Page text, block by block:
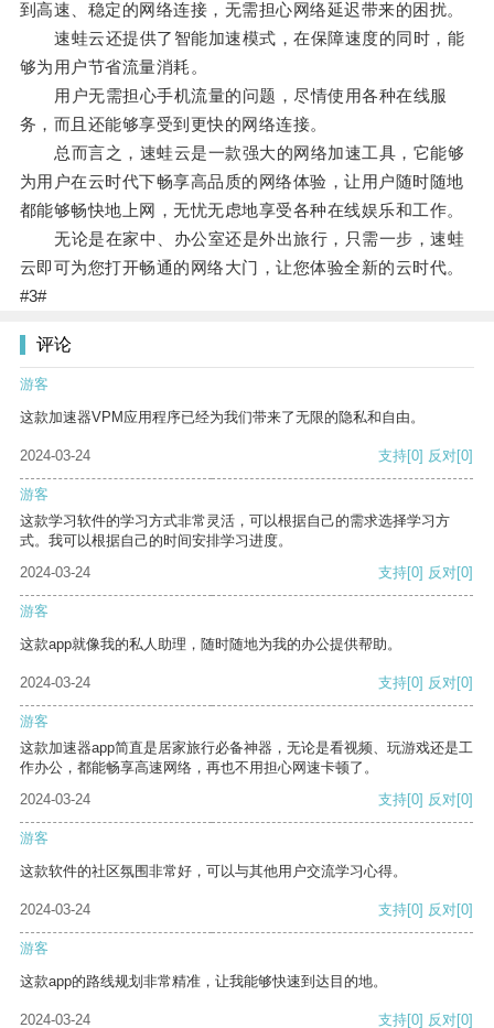
到高速、稳定的网络连接，无需担心网络延迟带来的困扰。
速蛙云还提供了智能加速模式，在保障速度的同时，能
够为用户节省流量消耗。
用户无需担心手机流量的问题，尽情使用各种在线服
务，而且还能够享受到更快的网络连接。
总而言之，速蛙云是一款强大的网络加速工具，它能够
为用户在云时代下畅享高品质的网络体验，让用户随时随地
都能够畅快地上网，无忧无虑地享受各种在线娱乐和工作。
无论是在家中、办公室还是外出旅行，只需一步，速蛙
云即可为您打开畅通的网络大门，让您体验全新的云时代。
#3#
评论
游客
这款加速器VPM应用程序已经为我们带来了无限的隐私和自由。
2024-03-24 支持[0] 反对[0]
游客
这款学习软件的学习方式非常灵活，可以根据自己的需求选择学习方
式。我可以根据自己的时间安排学习进度。
2024-03-24
支持[0] 反对[0]
游客
这款app就像我的私人助理，随时随地为我的办公提供帮助。
2024-03-24 支持[0] 反对[0]
游客
这款加速器app简直是居家旅行必备神器，无论是看视频、玩游戏还是工
作办公，都能畅享高速网络，再也不用担心网速卡顿了。
2024-03-24
支持[0] 反对[0]
游客
这款软件的社区氛围非常好，可以与其他用户交流学习心得。
2024-03-24 支持[0] 反对[0]
游客
这款app的路线规划非常精准，让我能够快速到达目的地。
2024-03-24 支持[0] 反对[0]